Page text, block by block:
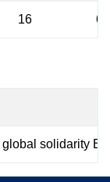
16 6
solidarity